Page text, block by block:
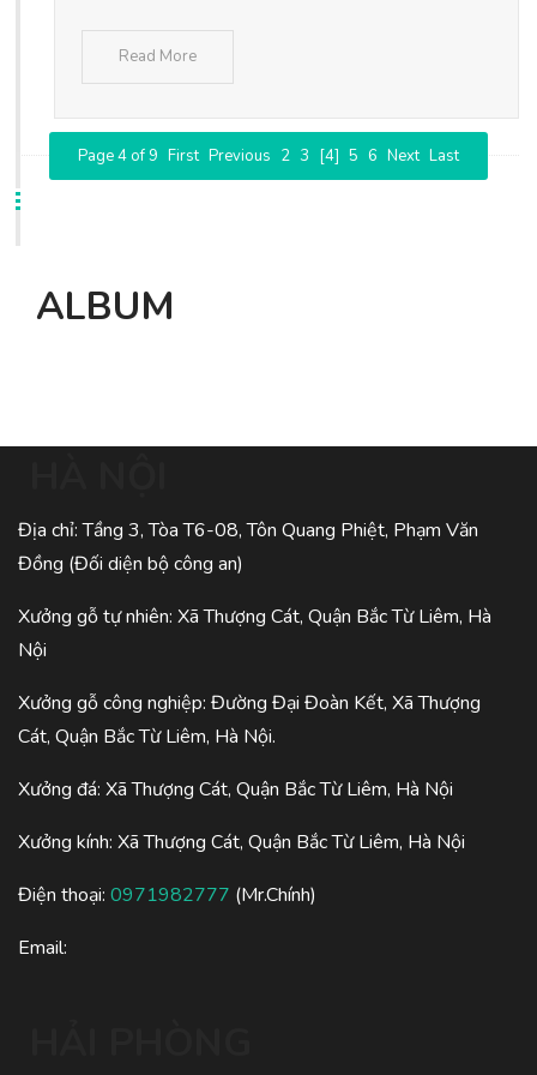
Read More
Page 4 of 9 First Previous 2 3 [4] 5 6 Next Last
ALBUM
Địa chỉ: Tầng 3, Tòa T6-08, Tôn Quang Phiệt, Phạm Văn
Đồng (Đối diện bộ công an)
Xưởng gỗ tự nhiên: Xã Thượng Cát, Quận Bắc Từ Liêm, Hà
Nội
Xưởng gỗ công nghiệp: Đường Đại Đoàn Kết, Xã Thượng
Cát, Quận Bắc Từ Liêm, Hà Nội.
Xưởng đá: Xã Thượng Cát, Quận Bắc Từ Liêm, Hà Nội
Xưởng kính: Xã Thượng Cát, Quận Bắc Từ Liêm, Hà Nội
Điện thoại: 0971982777 (Mr.Chính)
Email: